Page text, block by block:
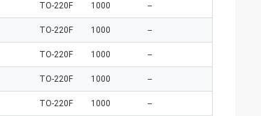
TO-220F 1000 --
TO-220F 1000 --
TO-220F 1000 --
TO-220F 1000 --
TO-220F 1000 --